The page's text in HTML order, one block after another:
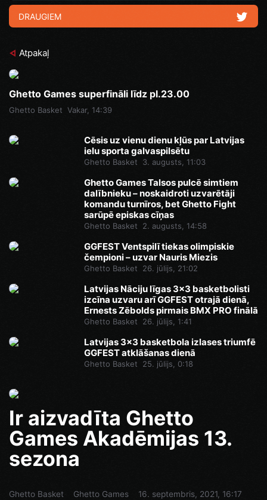
DRAUGIEM
Atpakaļ
Ghetto Games superfināli līdz pl.23.00
Ghetto Basket Vakar, 14:39
Cēsis uz vienu dienu kļūs par Latvijas
ielu sporta galvaspilsētu
Ghetto Basket 3. augusts, 11:03
Ghetto Games Talsos pulcē simtiem
dalībnieku – noskaidroti uzvarētāji
komandu turnīros, bet Ghetto Fight
sarūpē episkas cīņas
Ghetto Basket 2. augusts, 14:58
GGFEST Ventspilī tiekas olimpiskie
čempioni – uzvar Nauris Miezis
Ghetto Basket 26. jūlijs, 21:02
Latvijas Nāciju līgas 3x3 basketbolisti
izcīna uzvaru arī GGFEST otrajā dienā,
Ernests Zēbolds pirmais BMX PRO finālā
Ghetto Basket 26. jūlijs, 1:41
Latvijas 3x3 basketbola izlases triumfē
GGFEST atklāšanas dienā
Ghetto Basket 25. jūlijs, 0:18
Ir aizvadīta Ghetto
Games Akadēmijas 13.
sezona
Ghetto Basket Ghetto Games 16. septembris, 2021, 16:17